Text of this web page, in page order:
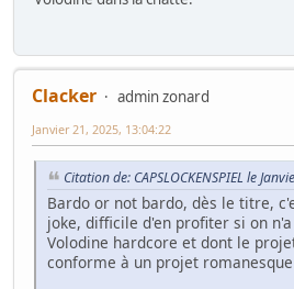
Clacker
admin zonard
Janvier 21, 2025, 13:04:22
Citation de: CAPSLOCKENSPIEL le
Bardo or not bardo, dès le titre,
joke, difficile d'en profiter si on
Volodine hardcore et dont le
conforme à un projet